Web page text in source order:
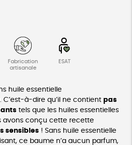
Fabrication
artisanale
ESAT
huile essentielle
. C’est-à-dire qu’il ne contient pas
tels que les huiles essentielles
avons conçu cette recette
sensibles! Sans huile essentielle
ce baume n’a aucun parfum,